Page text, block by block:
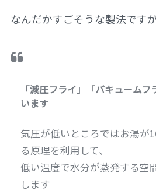
なんだかすごそうな製法です
「減圧フライ」「バキューム
います
気圧が低いところではお湯が
る原理を利用して、
低い温度で水分が蒸発する空
します